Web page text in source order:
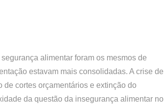
alimentar foram os mesmos de
estavam mais consolidadas. A crise de
cortes orçamentários e extinção do
da questão da insegurança alimentar no